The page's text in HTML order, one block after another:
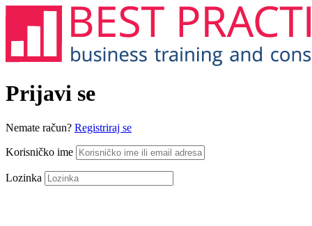
Prijavi se
Nemate račun? Registriraj se
Korisničko ime
Lozinka